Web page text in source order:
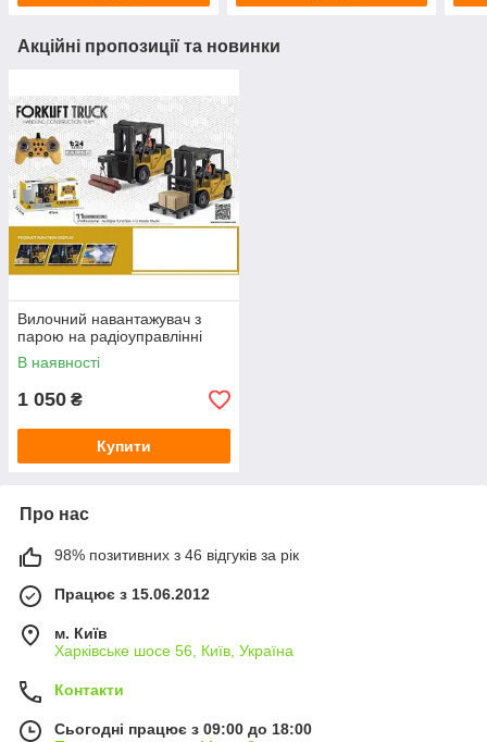
Акційні пропозиції та новинки
Вилочний навантажувач з
парою на радіоуправлінні
В наявності
1 050 ₴
Купити
Про нас
98% позитивних з 46 відгуків за рік
Працює з 15.06.2012
м. Київ
Харківське шосе 56, Київ, Україна
Контакти
Сьогодні працює з 09:00 до 18:00